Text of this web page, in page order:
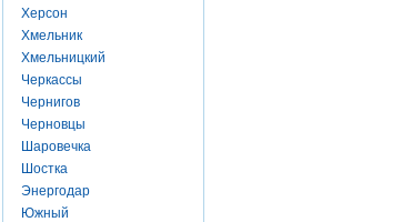
Херсон
Хмельник
Хмельницкий
Черкассы
Чернигов
Черновцы
Шаровечка
Шостка
Энергодар
Южный